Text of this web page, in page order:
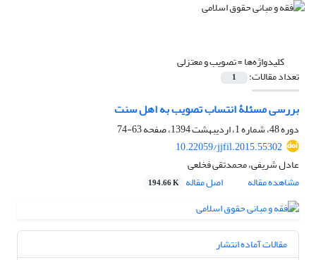
کلیدواژه‌ها =تصویب و معتزلی
تعداد مقالات: 1
بررسی مسئلۀ انتساب تصویب به اهل سنت
دوره 48، شماره 1، اردیبهشت 1394، صفحه
63-74
10.22059/jjfil.2015.55302
عادل شریفی، محمدتقی فخلعی
مشاهده مقاله
اصل مقاله 194.66 K
مقالات آماده انتشار